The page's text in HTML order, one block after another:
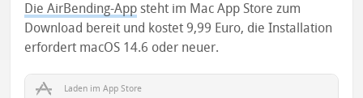
Die AirBending-App steht im Mac App Store zum
Download bereit und kostet 9,99 Euro, die Installation
erfordert macOS 14.6 oder neuer.
Laden im App Store